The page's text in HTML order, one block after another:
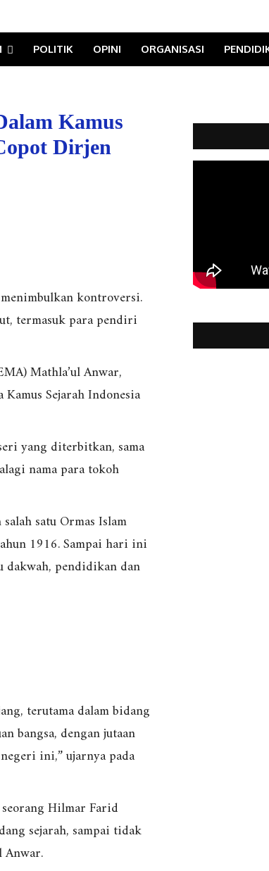
POLITIK OPINI ORGANISASI
Kamus
Dirjen
kontroversi.
termasuk para pendiri
Mathla’ul Anwar,
Sejarah Indonesia
yang diterbitkan, sama
nama para tokoh
satu Ormas Islam
1916. Sampai hari ini
dakwah, pendidikan dan
terutama dalam bidang
bangsa, dengan jutaan
ini,” ujarnya pada
Hilmar Farid
sejarah, sampai tidak
Anwar.